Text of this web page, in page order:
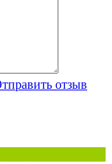
отзыв